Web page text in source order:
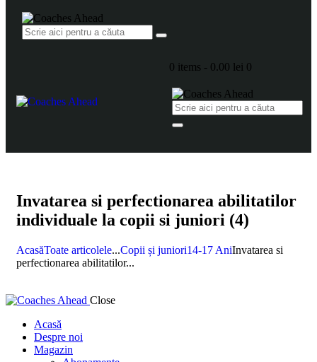
0 items - 0.00 lei 0
Invatarea si perfectionarea abilitatilor
individuale la copii si juniori (4)
AcasăToate articolele...Copii și juniori14-17 AniInvatarea si
perfectionarea abilitatilor...
Close
Acasă
Despre noi
Magazin